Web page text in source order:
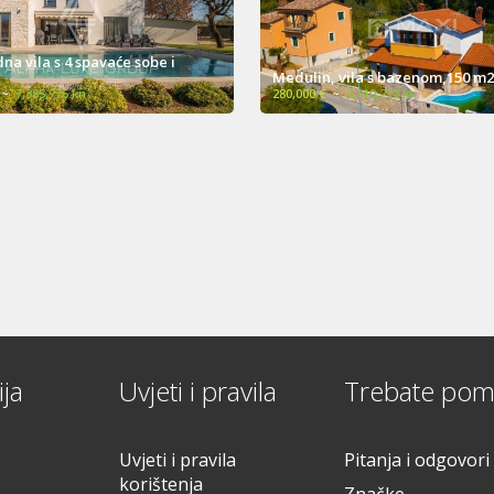
sobe i
Medulin, vila s bazenom,150 m2
280,000 € 2,110,222 kn
Uvjeti i pravila
Uvjeti i pravila
korištenja
Trebate
Pitanja i odgovori